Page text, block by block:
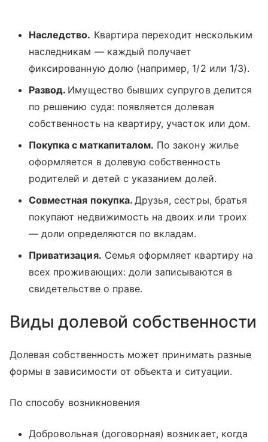
Наследство. Квартира переходит нескольким
наследникам — каждый получает
фиксированную долю (например, 1/2 или 1/3).
Развод. Имущество бывших супругов делится
по решению суда: появляется долевая
собственность на квартиру, участок или дом.
Покупка с маткапиталом. По закону жилье
оформляется в долевую собственность
родителей и детей с указанием долей.
Совместная покупка. Друзья, сестры, братья
покупают недвижимость на двоих или троих
— доли определяются по вкладам.
Приватизация. Семья оформляет квартиру на
всех проживающих: доли записываются в
свидетельстве о праве.
Виды долевой собственности
Долевая собственность может принимать разные
формы в зависимости от объекта и ситуации.
По способу возникновения
Добровольная (договорная) возникает, когда